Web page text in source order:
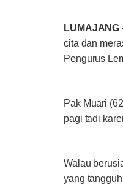
LUMAJANG
cita dan
Pengurus
Pak Muari
pagi tadi
Walau
yang